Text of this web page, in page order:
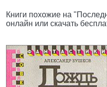
Книги похожие на
онлайн или скачать